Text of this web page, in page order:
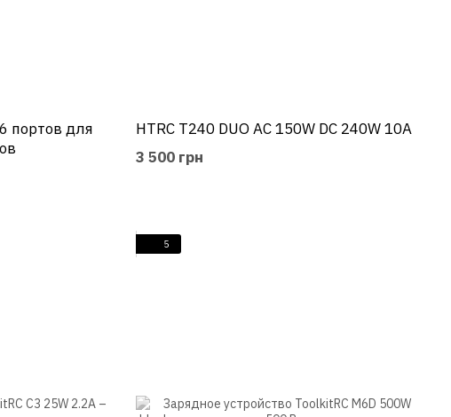
портов для
HTRC T240 DUO AC 150W DC 240W 10A
3 500 грн
5